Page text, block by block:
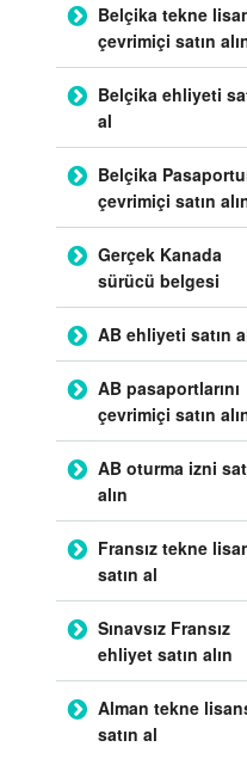
Belçika tekne
çevrimiçi satın
Belçika ehliyeti
al
Belçika
çevrimiçi satın
Gerçek Kanada
sürücü belgesi
AB ehliyeti satın
AB pasaportlarını
çevrimiçi satın
AB oturma izni
alın
Fransız tekne
satın al
Sınavsız Fransız
ehliyet satın alın
Alman tekne
satın al